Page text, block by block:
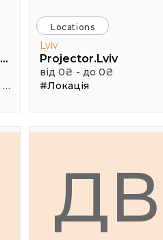
The Cat in the High Castle
#Зал
Locations
Lviv
Projector.Lviv
від 0₴ - до 0₴
#Локація
ДВ